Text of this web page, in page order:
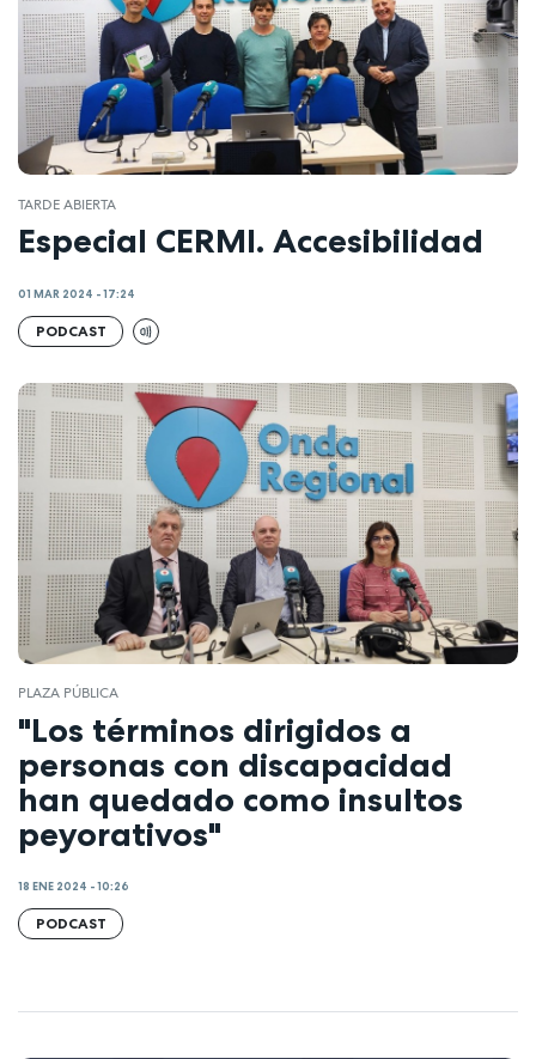
TARDE ABIERTA
Especial CERMI. Accesibilidad
01 MAR 2024 - 17:24
PODCAST
PLAZA PÚBLICA
"Los términos dirigidos a
personas con discapacidad
han quedado como insultos
peyorativos"
18 ENE 2024 - 10:26
PODCAST